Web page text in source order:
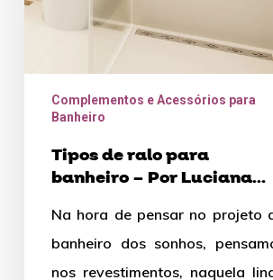
Borges
Complementos e Acessórios para
Banheiro
Tipos de ralo para
banheiro – Por Luciana
Na hora de pensar no projeto
banheiro dos sonhos,
nos revestimentos, naquela